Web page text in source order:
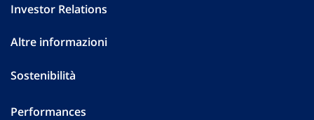
Investor Relations
Altre informazioni
Sostenibilità
Performances